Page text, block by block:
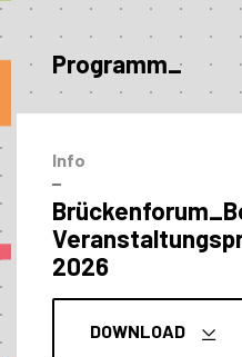
Programm_
Info
–
2026
DOWNLOAD